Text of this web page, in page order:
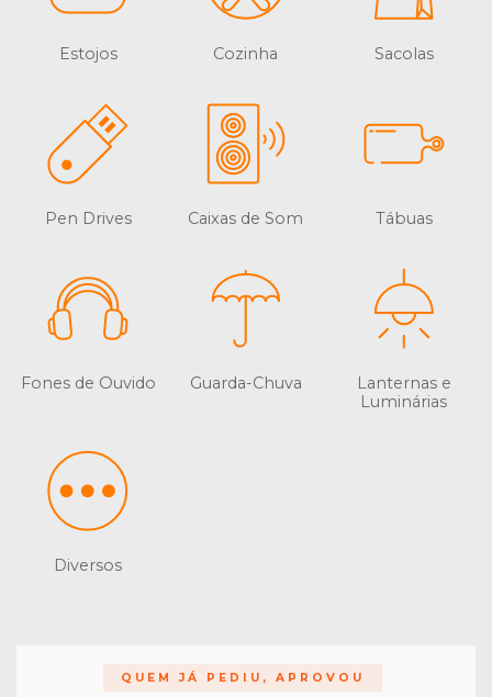
Estojos Cozinha Sacolas
Pen Drives Caixas de Som Tábuas
Fones de Ouvido Guarda-Chuva
Lanternas e
Luminárias
Diversos
QUEM JÁ PEDIU, APROVOU